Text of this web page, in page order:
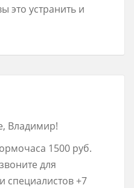
это устранить и
Владимир!
1500 руб.
для
специалистов +7